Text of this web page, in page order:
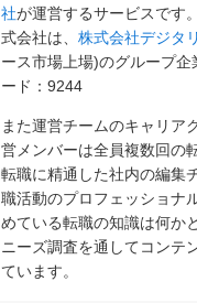
社が運営するサービスです
式会社は、 株式会社デジタ
ース市場上場)のグループ企
ード：9244
また運営チームのキャリア
営メンバーは全員複数回の
転職に精通した社内の編集
職活動のプロフェッショナ
めている転職の知識は何か
ニーズ調査を通してコンテ
ています。